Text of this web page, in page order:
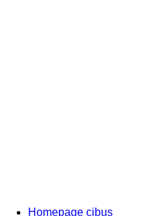
Homepage cibus